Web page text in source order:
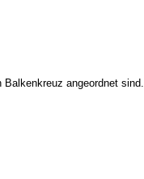
angeordnet sind.